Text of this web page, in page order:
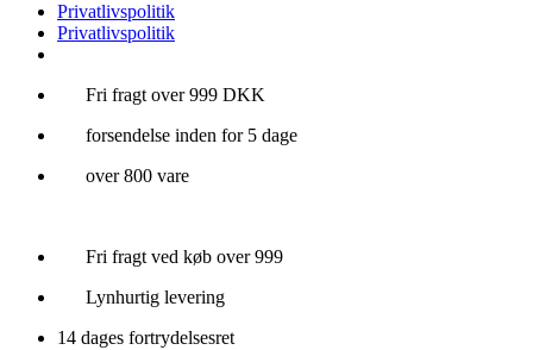
Privatlivspolitik
Privatlivspolitik
Videre
indhold
Fri fragt over 999 DKK
forsendelse inden for 5 dage
over 800 vare
Fri fragt ved køb over 999
Lynhurtig levering
14 dages fortrydelsesret